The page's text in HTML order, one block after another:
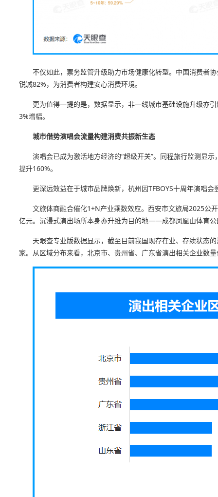
不仅如此，票务监管升级助力市场健康化转型。中国消费者
锐减82%，为消费者构建安心消费环境。
更为值得一提的是，数据显示，非一线城市基础设施升级亦
3%增幅。
城市借势演唱会流量构建消费共振新生态
演唱会已成为激活地方经济的“超级开关”。同程旅行监测显
提升160%。
更深远效益在于城市品牌焕新，杭州因TFBOYS十周年演唱
文旅体商融合催化1+N产业乘数效应。西安市文旅局2025公
亿元。沉浸式演出场所本身亦升维为目的地——成都凤凰山体育
天眼查专业版数据显示，截至目前我国现存在业、存续状态
家。从区域分布来看，北京市、贵州省、广东省演出相关企业数